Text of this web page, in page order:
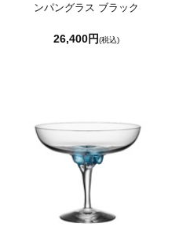
ンパングラス ブラック
26,400円(税込)